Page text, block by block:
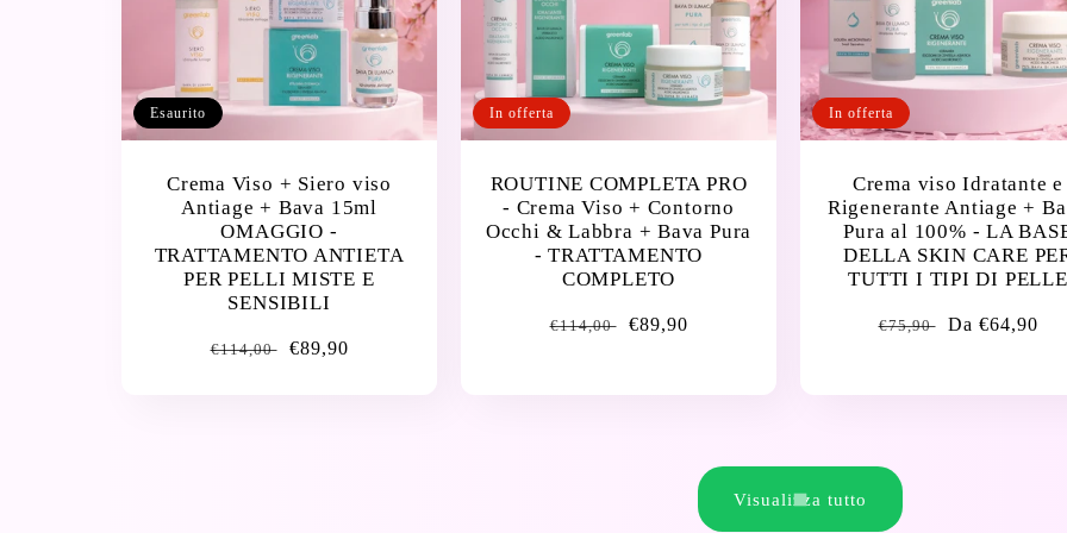
Esaurito
Crema Viso + Siero viso
Antiage + Bava 15ml
OMAGGIO -
TRATTAMENTO ANTIETA
PER PELLI MISTE E
SENSIBILI
Prezzo
€114,00
Prezzo
€89,90
In offerta
ROUTINE COMPLETA PRO
- Crema Viso + Contorno
Occhi & Labbra + Bava Pura
- TRATTAMENTO
COMPLETO
Prezzo
€114,00
Prezzo
€89,90
In offerta
Crema viso Idratante e
Rigenerante Antiage +
Pura al 100% - LA
DELLA SKIN CARE
TUTTI I TIPI DI PELLE
Prezzo
€75,90
Prezzo
Da €64,90
Visualizza tutto